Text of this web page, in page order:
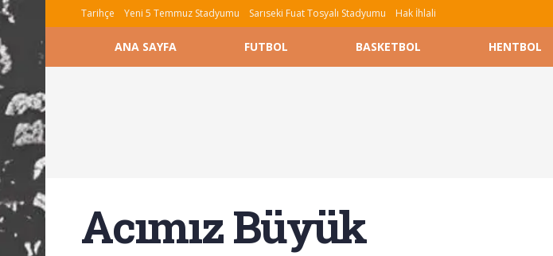
Tarihçe Yeni 5 Temmuz Stadyumu Sarıseki Fuat Tosyalı Stadyumu Hak İhlali
ANA SAYFA FUTBOL BASKETBOL HENTBOL
Acımız Büyük